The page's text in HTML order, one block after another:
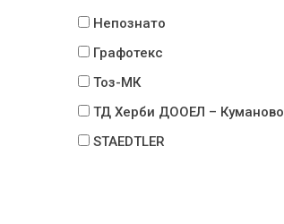
Непознато
Графотекс
Тоз-МК
ТД Херби ДООЕЛ – Куманово
STAEDTLER